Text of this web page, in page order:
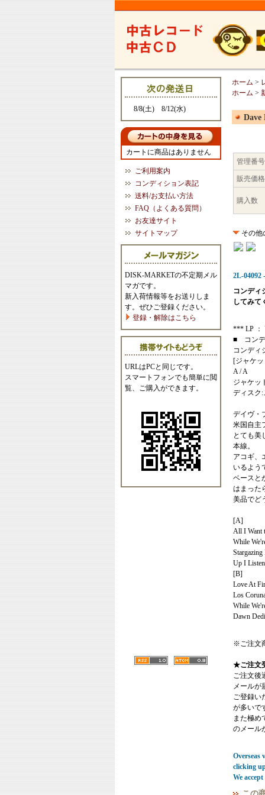
8/8(土) 8/12(水)
カートに商品はありません
ご利用案内
コンディション表記
送料/お支払い方法
FAQ（よくある質問）
お友達サイト
サイトマップ
DISK-MARKETの不定期メル
マガです。
新入荷情報等をお送りしま
す。ぜひご登録ください。
登録・解除はこちら
URLはPCと同じです。
スマートフォンでも簡単に閲
覧、ご購入ができます。
ホーム >
ホーム >
Dave
管理番号
販売価格
購入数
その他
2L-04092
コンディ
してみて
*** LP ：
■ コン
コンディ
[ジャケ
A / A
ジャケッ
ディスク
デイヴ・
米国自主
とても美
本線。
アコギ、
いるよう
ベースと
はまった
美品でど
[A]
All I Want
While
Stargazing
Up I
[B]
Love At
Los
While
Dawn
※ご注文
★ご注文
ご注文後
メールが
ご登録い
が多いで
また極め
のメール
Overseas
clicking
We